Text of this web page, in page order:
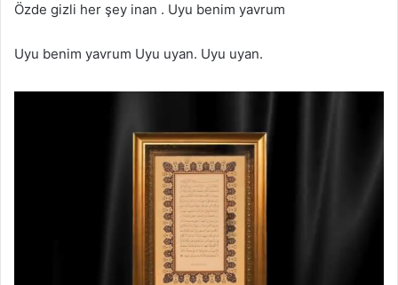
Özde gizli her şey inan . Uyu benim yavrum
Uyu benim yavrum Uyu uyan. Uyu uyan.